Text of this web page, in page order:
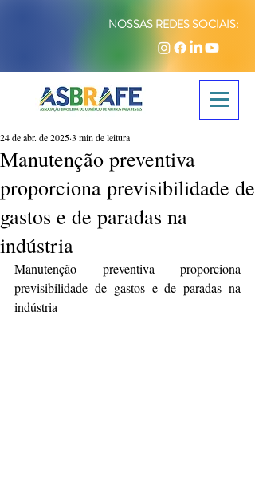
NOSSAS REDES SOCIAIS:
Manutenção preventiva
proporciona previsibilidade de
gastos e de paradas na
indústria
24 de abr. de 20253 min de leitura
Manutenção preventiva proporciona
previsibilidade de gastos e de paradas na
indústria